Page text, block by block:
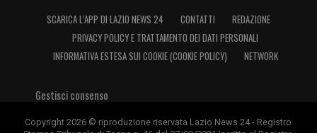
SCARICA L’APP DI LAZIO NEWS 24 CONTATTI
REDAZIONE
PRIVACY POLICY E TRATTAMENTO DEI DATI PERSONALI
INFORMATIVA ESTESA SUI COOKIE (COOKIE POLICY)
NETWORK
Gestisci consenso
Copyright 2026 © riproduzione riservata Lazio News 24 - Registro